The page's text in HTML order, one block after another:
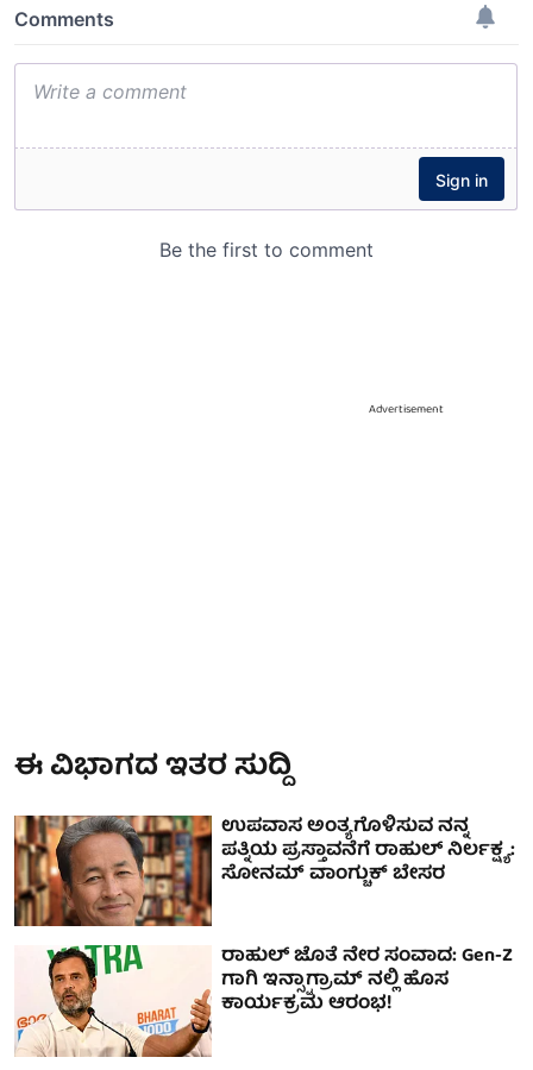
Advertisement
ಈ ವಿಭಾಗದ ಇತರ ಸುದ್ದಿ
ಉಪವಾಸ ಅಂತ್ಯಗೊಳಿಸುವ ನನ್ನ
ಪತ್ನಿಯ ಪ್ರಸ್ತಾವನೆಗೆ ರಾಹುಲ್ ನಿರ್ಲಕ್ಷ್ಯ:
ಸೋನಮ್ ವಾಂಗ್ಚುಕ್ ಬೇಸರ
ರಾಹುಲ್ ಜೊತೆ ನೇರ ಸಂವಾದ: Gen-Z
ಗಾಗಿ ಇನ್ಸ್ಟಾಗ್ರಾಮ್ ನಲ್ಲಿ ಹೊಸ
ಕಾರ್ಯಕ್ರಮ ಆರಂಭ!